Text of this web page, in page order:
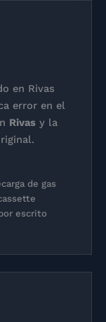
en Rivas
error en el
Rivas y la
de gas
escrito